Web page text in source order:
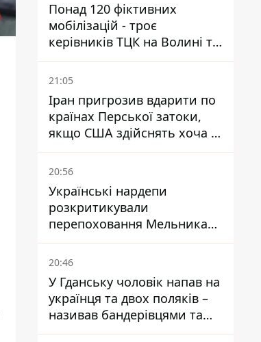
Понад 120 фіктивних
мобілізацій - троє
керівників ТЦК на Волині та
Буковині отримали підозри
за фейкові звіти
21:05
Іран пригрозив вдарити по
країнах Перської затоки,
якщо США здійснять хоча б
одну атаку - Reuters
20:56
Українські нардепи
розкритикували
перепоховання Мельника
через ризик дипломатичної
ізоляції
20:46
У Гданську чоловік напав на
українця та двох поляків –
називав бандерівцями та
поводився агресивно